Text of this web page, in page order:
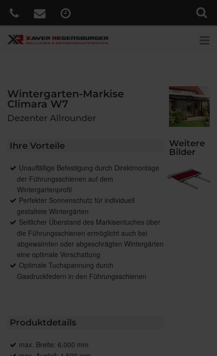
Wintergarten-Markise
Climara W7
Dezenter Allrounder
Ihre Vorteile
Unauffällige Befestigung durch Direktmontage
der Führungsschienen auf dem
Wintergartenprofil
Perfekter Sonnenschutz für individuell
gestaltete Wintergärten
Seitlicher Überstand des Markisentuches über
die Führungsschienen ermöglicht auch bei
abgewalmten oder abgeschrägten Wintergärten
eine optimale Verschattung
Optimale Tuchspannung durch
Gasdruckfedern in den Führungsschienen
Produktdetails
max. Breite: 6.000 mm
Weitere
Bilder